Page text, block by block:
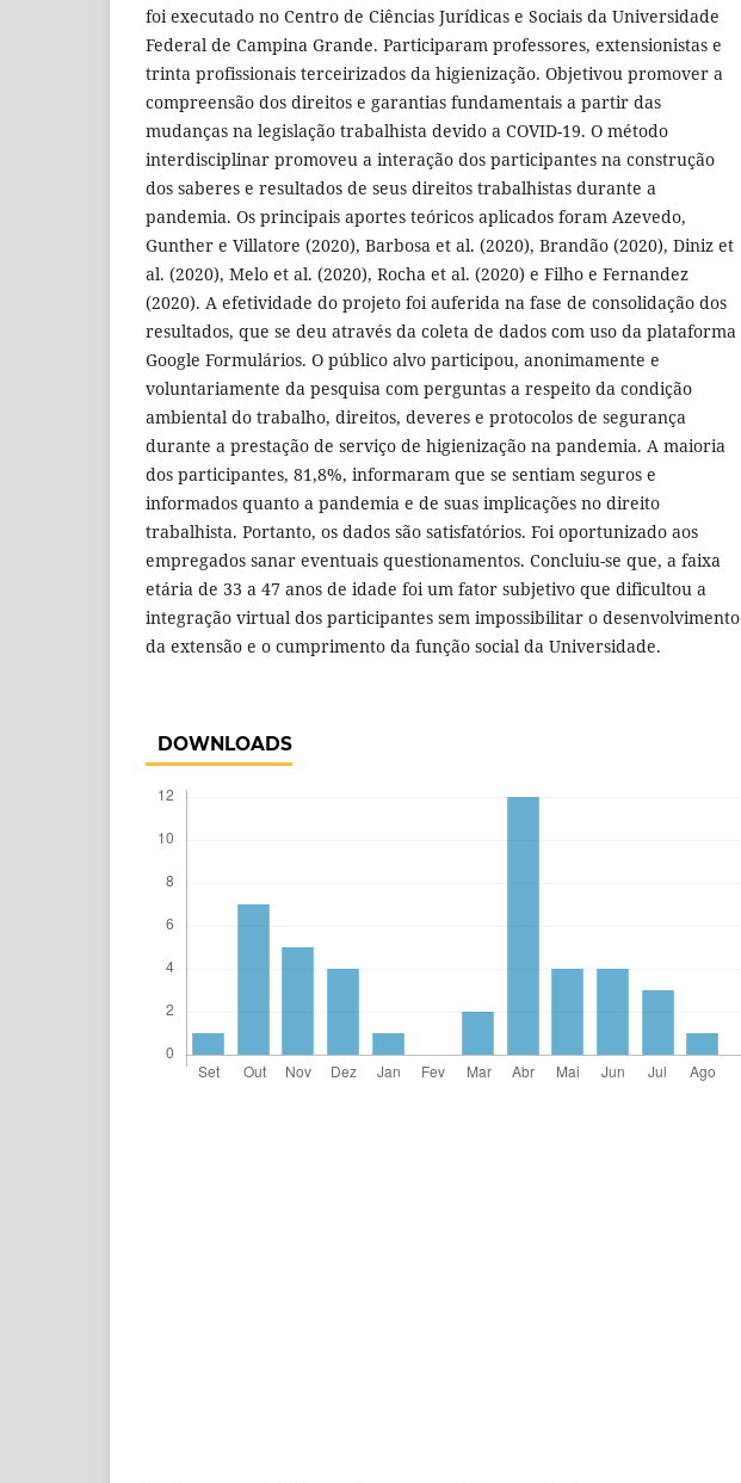
foi executado no Centro de Ciências Jurídicas e Sociais da Universidade
Federal de Campina Grande. Participaram professores, extensionistas e
trinta profissionais terceirizados da higienização. Objetivou promover a
compreensão dos direitos e garantias fundamentais a partir das
mudanças na legislação trabalhista devido a COVID-19. O método
interdisciplinar promoveu a interação dos participantes na construção
dos saberes e resultados de seus direitos trabalhistas durante a
pandemia. Os principais aportes teóricos aplicados foram Azevedo,
Gunther e Villatore (2020), Barbosa et al. (2020), Brandão (2020), Diniz et
al. (2020), Melo et al. (2020), Rocha et al. (2020) e Filho e Fernandez
(2020). A efetividade do projeto foi auferida na fase de consolidação dos
resultados, que se deu através da coleta de dados com uso da plataforma
Google Formulários. O público alvo participou, anonimamente e
voluntariamente da pesquisa com perguntas a respeito da condição
ambiental do trabalho, direitos, deveres e protocolos de segurança
durante a prestação de serviço de higienização na pandemia. A maioria
dos participantes, 81,8%, informaram que se sentiam seguros e
informados quanto a pandemia e de suas implicações no direito
trabalhista. Portanto, os dados são satisfatórios. Foi oportunizado aos
empregados sanar eventuais questionamentos. Concluiu-se que, a faixa
etária de 33 a 47 anos de idade foi um fator subjetivo que dificultou a
integração virtual dos participantes sem impossibilitar o desenvolvimento
da extensão e o cumprimento da função social da Universidade.
DOWNLOADS